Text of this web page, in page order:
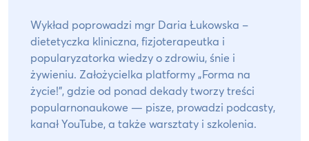
Wykład poprowadzi mgr Daria Łukowska –
dietetyczka kliniczna, fizjoterapeutka i
popularyzatorka wiedzy o zdrowiu, śnie i
żywieniu. Założycielka platformy „Forma na
życie!”, gdzie od ponad dekady tworzy treści
popularnonaukowe — pisze, prowadzi podcasty,
kanał YouTube, a także warsztaty i szkolenia.